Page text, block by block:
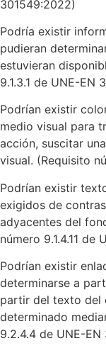
301549:2022)
Podría existir
pudieran
estuvieran
9.1.3.1 de UNE-EN
Podrían existir
medio visual para
acción, suscitar
visual. (Requisito
Podrían existir
exigidos de
adyacentes del
número 9.1.4.11 de
Podrían existir
determinarse a
partir del texto del
determinado
9.2.4.4 de UNE-